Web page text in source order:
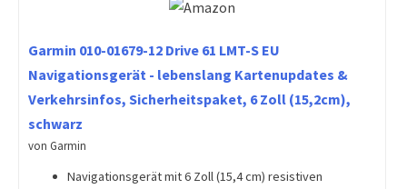
Garmin 010-01679-12 Drive 61 LMT-S EU
Navigationsgerät - lebenslang Kartenupdates &
Verkehrsinfos, Sicherheitspaket, 6 Zoll (15,2cm),
schwarz
von Garmin
Navigationsgerät mit 6 Zoll (15,4 cm) resistiven